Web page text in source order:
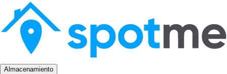
Almacenamiento